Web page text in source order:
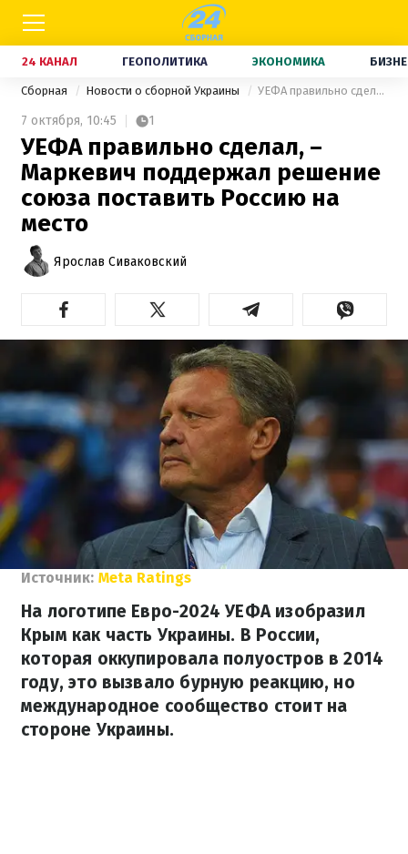
24 КАНАЛ ГЕОПОЛИТИКА ЭКОНОМИКА
Сборная Новости о сборной Украины УЕФА правильно сделал, – Маркевич поддержал решение союза поставить Россию на место
7 октября, 10:45 1
УЕФА правильно сделал, –
Маркевич поддержал решение
союза поставить Россию на
место
Ярослав Сиваковский
Источник: Meta Ratings
На логотипе Евро-2024 УЕФА изобразил
Крым как часть Украины. В России,
которая оккупировала полуостров в 2014
году, это вызвало бурную реакцию, но
международное сообщество стоит на
стороне Украины.